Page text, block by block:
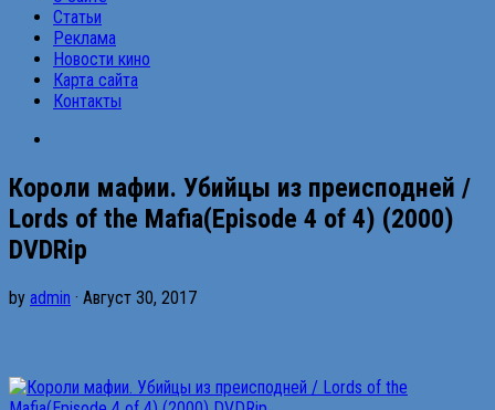
Статьи
Реклама
Новости кино
Карта сайта
Контакты
Короли мафии. Убийцы из преисподней /
Lords of the Mafia(Episode 4 of 4) (2000)
DVDRip
by admin · Август 30, 2017